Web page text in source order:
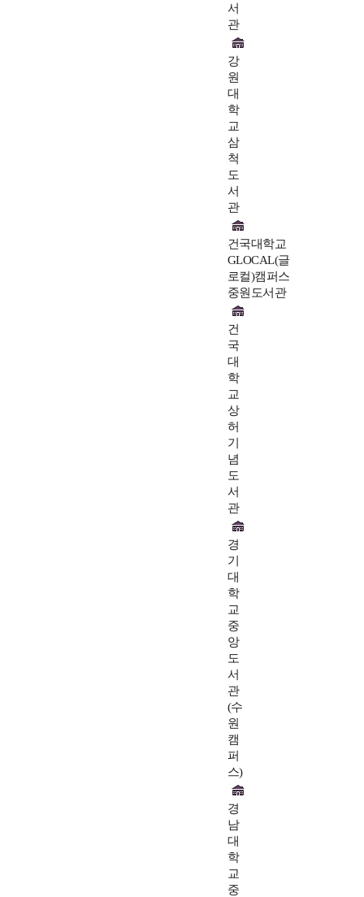
서
관
강
원
대
학
교
삼
척
도
서
관
건국대학교
GLOCAL(글
로컬)캠퍼스
중원도서관
건
국
대
학
교
상
허
기
념
도
서
관
경
기
대
학
교
중
앙
도
서
관
(수
원
캠
퍼
스)
경
남
대
학
교
중